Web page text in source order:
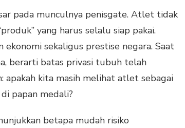
pada munculnya penisgate. Atlet tidak
yang harus selalu siap pakai.
sekaligus prestise negara. Saat
berarti batas privasi tubuh telah
apakah kita masih melihat atlet sebagai
papan medali?
betapa mudah risiko